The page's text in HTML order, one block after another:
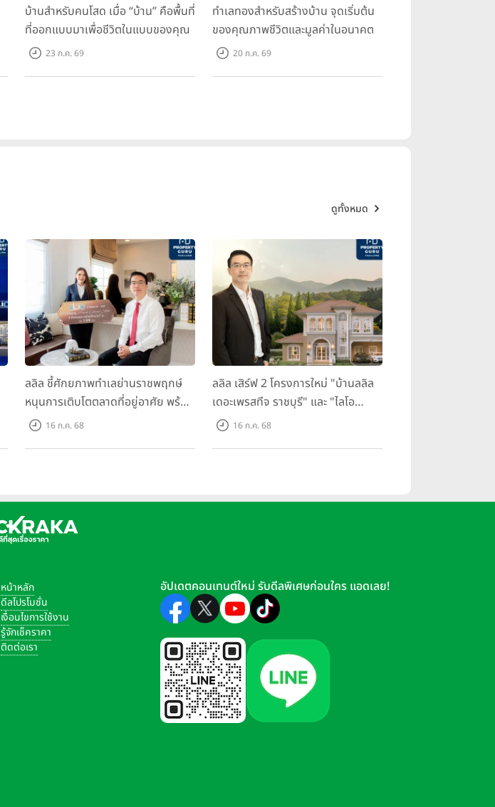
บ้านสำหรับคนโสด เมื่อ “บ้าน” คือพื้นที่
ที่ออกแบบมาเพื่อชีวิตในแบบของคุณ
23 ก.ค. 69
ทำเลทองสำหรับสร้างบ้าน จุดเริ่มต้น
ของคุณภาพชีวิตและมูลค่าในอนาคต
20 ก.ค. 69
ดูทั้งหมด
ลลิล ชี้ศักยภาพทำเลย่านราชพฤกษ์
หนุนการเติบโตตลาดที่อยู่อาศัย พร้อม
เปิดตัวโครงการใหม่ "ไลโอ
16 ก.ค. 68
ลลิล เสิร์ฟ 2 โครงการใหม่ "บ้านลลิล
เดอะเพรสทีจ ราชบุรี" และ "ไลโอ
ราชบุรี" บ้าน และทาวน์โฮมสไตล์
16 ก.ค. 68
หน้าหลัก
ดีลโปรโมชั่น
เงื่อนไขการใช้งาน
รู้จักเช็คราคา
ติดต่อเรา
อัปเดตคอนเทนต์ใหม่ รับดีลพิเศษก่อนใคร แอดเลย!